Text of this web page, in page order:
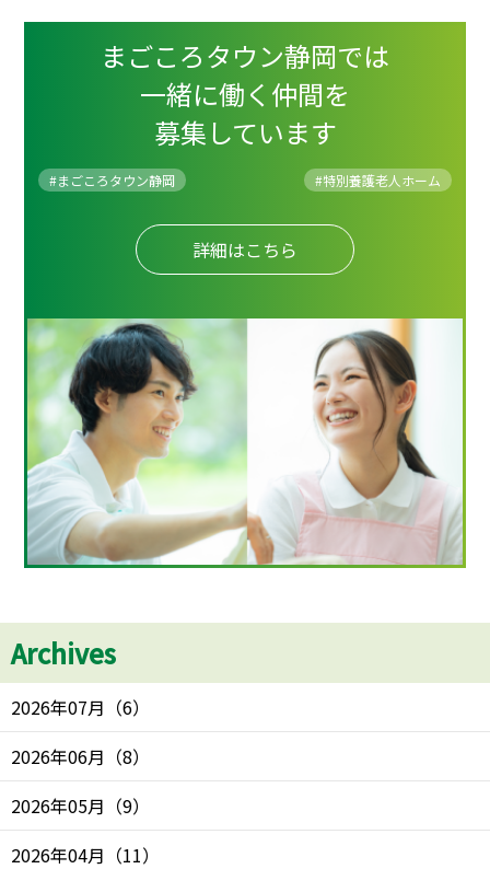
まごころタウン静岡では
一緒に働く仲間を
募集しています
#まごころタウン静岡 #特別養護老人ホーム
詳細はこちら
Archives
2026年07月 （6）
2026年06月 （8）
2026年05月 （9）
2026年04月 （11）